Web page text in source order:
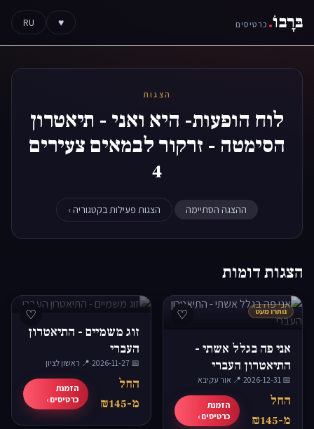
בּרָבוֹ. כרטיסים ♥
RU
הצגות
לוח הופעות- היא ואני - תיאטרון
הסימטה - זרקור לבמאים צעירים
4
ההצגה הסתיימה הצגות פעילות בקטגוריה ›
הצגות דומות
♡ נותרו מעט
אני פה בגלל אשתי -
התיאטרון העברי
📅 2026-12-31
·📍 אור עקיבא
החל
מ-₪145
הזמנת
כרטיסים ›
♡
זוג משמיים - התיאטרון
העברי
📅 2026-11-27
·📍 ראשון לציון
החל
מ-₪145
הזמנת
כרטיסים ›